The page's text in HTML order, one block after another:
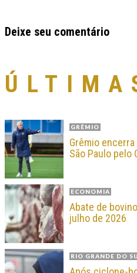
Deixe seu comentário
GRÊMIO
Grêmio
São Paulo pelo
ECONOMIA
Abate de
julho de 2026
RIO GRANDE DO